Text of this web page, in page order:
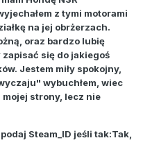
z tymi motorami
na jej obrżerzach.
oraz bardzo lubię
zapisać się do jakiegoś
Jestem miły spokojny,
wybuchłem, wiec
mojej strony, lecz nie
Steam_ID jeśli tak:Tak,